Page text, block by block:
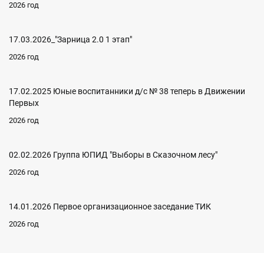
2026 год
17.03.2026_"Зарница 2.0 1 этап"
2026 год
17.02.2025 Юные воспитанники д/с № 38 теперь в Движении
Первых
2026 год
02.02.2026 Группа ЮПИД "Выборы в Сказочном лесу"
2026 год
14.01.2026 Первое организационное заседание ТИК
2026 год